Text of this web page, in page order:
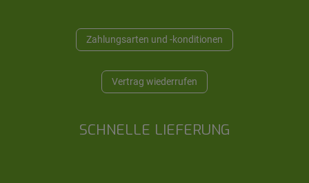
Zahlungsarten und -konditionen
Vertrag wiederrufen
SCHNELLE LIEFERUNG